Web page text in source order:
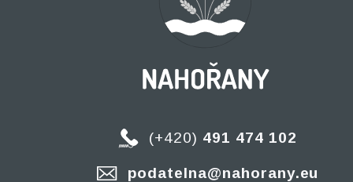
(+420) 491 474 102
podatelna@nahorany.eu